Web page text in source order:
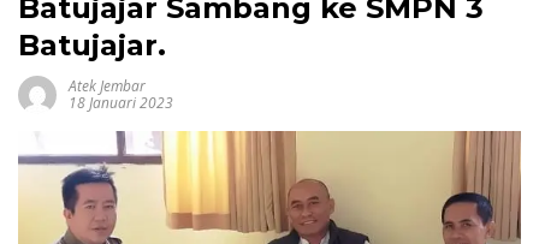
Batujajar Sambang ke SMPN 3
Batujajar.
Atek Jembar
18 Januari 2023